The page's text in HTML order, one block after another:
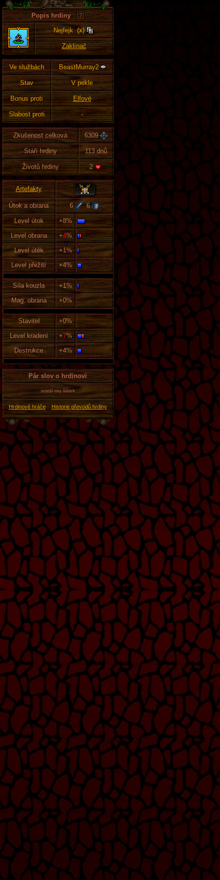
Popis hrdiny
Nejfejk (x)
Zaklínač
Ve službách BeastMurray2
Stav V pekle
Bonus proti Elfové
Slabost proti -
Zkušenost celková 6309
Stáří hrdiny 113 dnů
Životů hrdiny 2
Artefakty
Útok a obrana 6 6
Level útok
+8%
Level obrana
+4%
Level útěk
+1%
Level přežití
+4%
Síla kouzla
+1%
Mag. obrana
+0%
Stavitel
+0%
Level kradení
+7%
Destrukce
+4%
Pár slov o hrdinovi
smrdí mu šátek
Hrdinové hráče Historie převodů hrdiny